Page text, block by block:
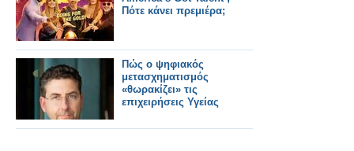
Πότε κάνει πρεμιέρα;
Πώς ο ψηφιακός
μετασχηματισμός
«θωρακίζει» τις
επιχειρήσεις Υγείας